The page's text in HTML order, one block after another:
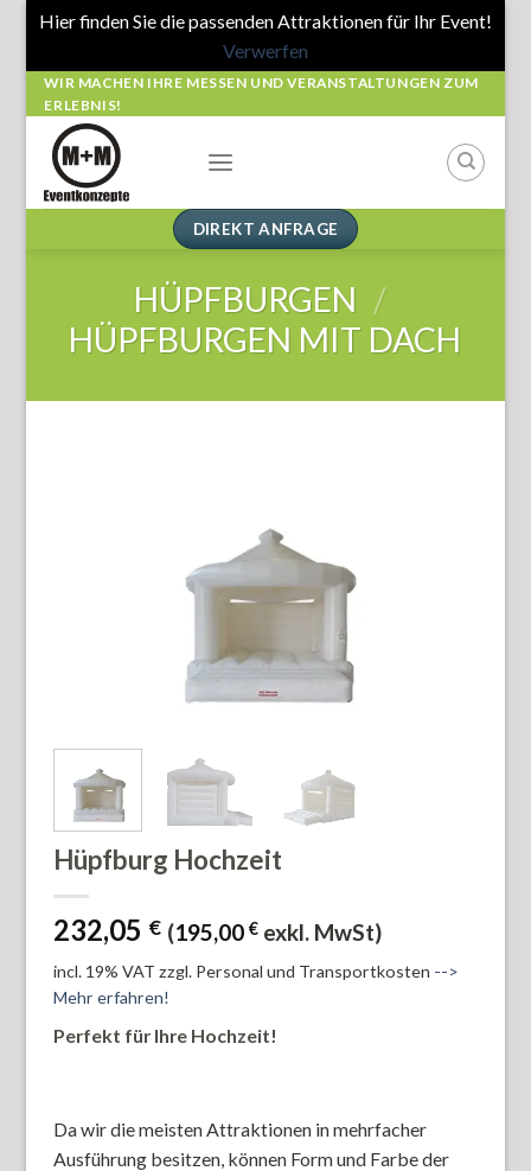
Hier finden Sie die passenden Attraktionen für Ihr Event!
Verwerfen
Skip
to
content
WIR MACHEN IHRE MESSEN UND VERANSTALTUNGEN ZUM
ERLEBNIS!
DIREKT ANFRAGE
HÜPFBURGEN /
HÜPFBURGEN MIT DACH
Hüpfburg Hochzeit
232,05 € (195,00€ exkl. MwSt)
incl. 19% VAT zzgl. Personal und Transportkosten -->
Mehr erfahren!
Perfekt für Ihre Hochzeit!
Da wir die meisten Attraktionen in mehrfacher
Ausführung besitzen, können Form und Farbe der